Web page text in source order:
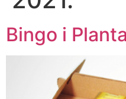
Bingo i